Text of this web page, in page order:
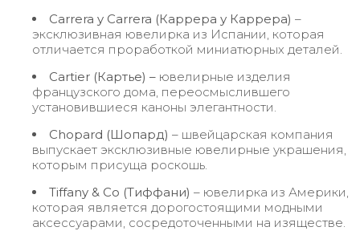
Carrera y Carrera (Каррера у Каррера) –
эксклюзивная ювелирка из Испании, которая
отличается проработкой миниатюрных деталей.
Cartier (Картье) – ювелирные изделия
французского дома, переосмыслившего
установившиеся каноны элегантности.
Chopard (Шопард) – швейцарская компания
выпускает эксклюзивные ювелирные украшения,
которым присуща роскошь.
Tiffany & Co (Тиффани) – ювелирка из Америки,
которая является дорогостоящими модными
аксессуарами, сосредоточенными на изяществе.